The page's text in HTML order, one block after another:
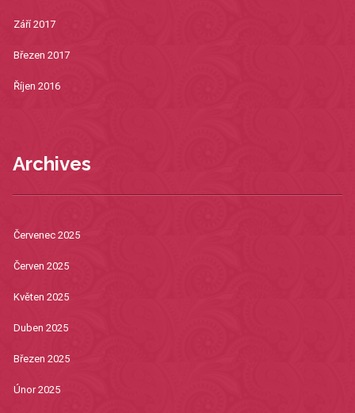
Září 2017
Březen 2017
Říjen 2016
Archives
Červenec 2025
Červen 2025
Květen 2025
Duben 2025
Březen 2025
Únor 2025